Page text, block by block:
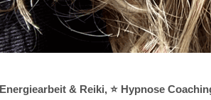
& Reiki, ⭐ Hypnose